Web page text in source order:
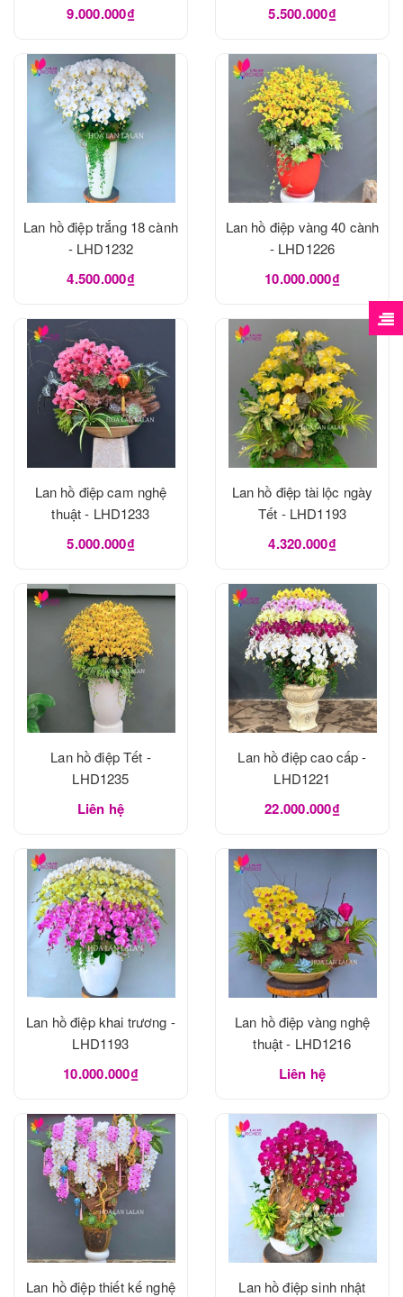
9.000.000₫ 5.500.000₫
Lan hồ điệp trắng 18 cành
- LHD1232
4.500.000₫
Lan hồ điệp vàng 40 cành
- LHD1226
10.000.000₫
Lan hồ điệp cam nghệ
thuật - LHD1233
5.000.000₫
Lan hồ điệp tài lộc ngày
Tết - LHD1193
4.320.000₫
Lan hồ điệp Tết -
LHD1235
Liên hệ
Lan hồ điệp cao cấp -
LHD1221
22.000.000₫
Lan hồ điệp khai trương -
LHD1193
10.000.000₫
Lan hồ điệp vàng nghệ
thuật - LHD1216
Liên hệ
Lan hồ điệp thiết kế nghệ
Lan hồ điệp sinh nhật